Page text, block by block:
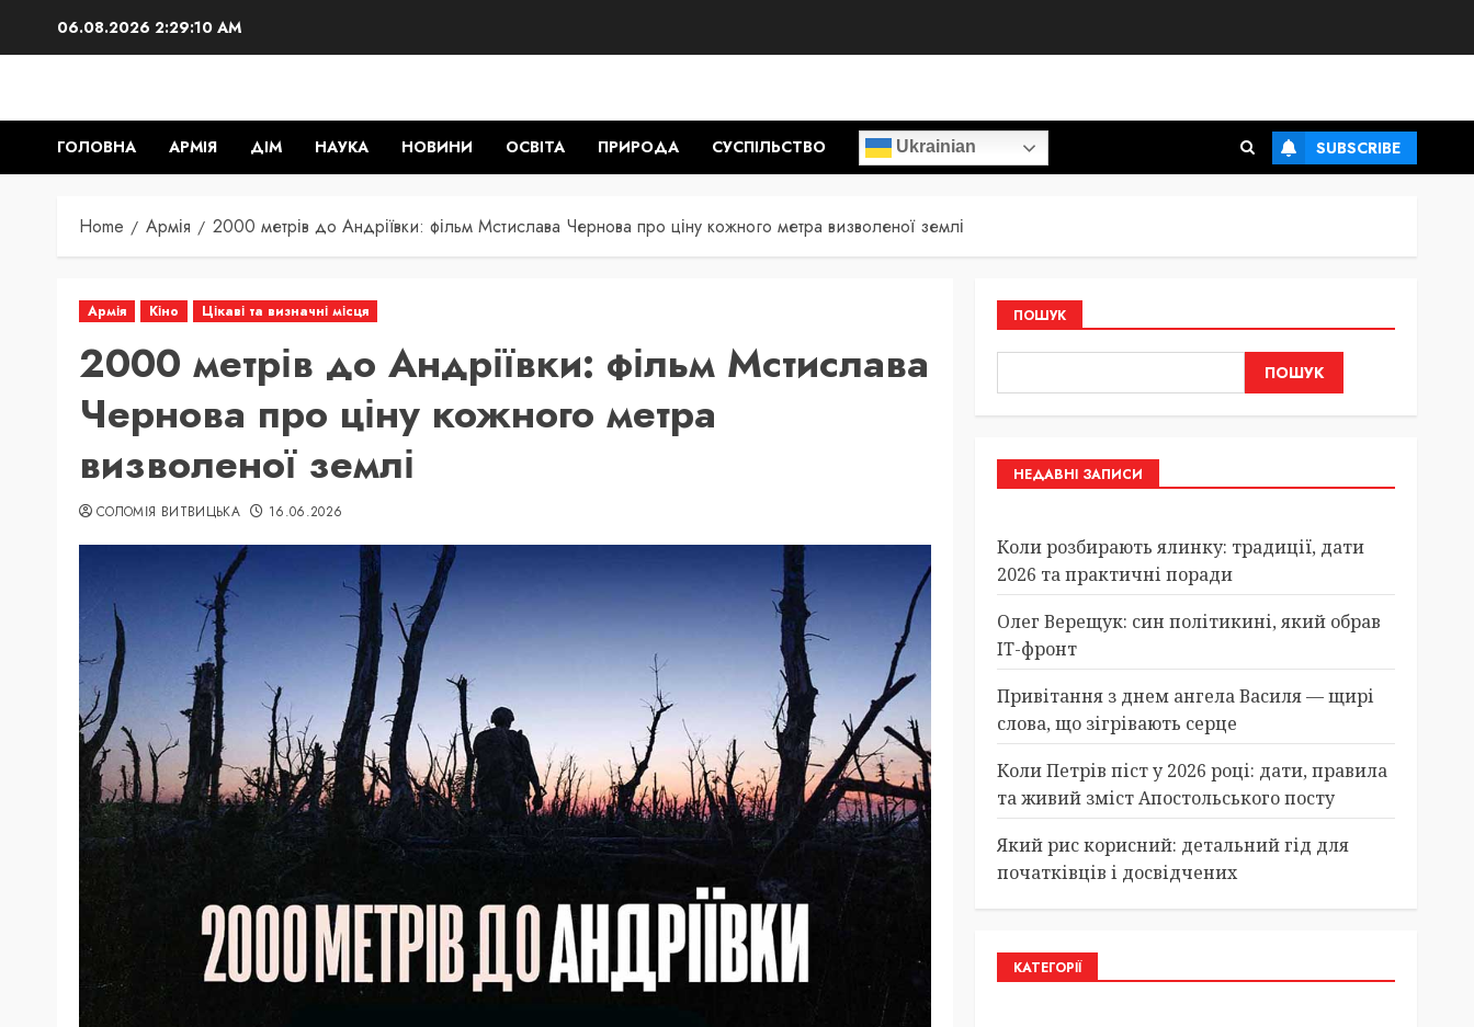
06.08.2026 2:29:11 AM
ГОЛОВНА АРМІЯ ДІМ НАУКА НОВИНИ ОСВІТА ПРИРОДА СУСПІЛЬСТВО Ukrainian SUBSCRIBE
Home Армія 2000 метрів до Андріївки: фільм Мстислава Чернова про ціну кожного метра визволеної землі
Армія Кіно Цікаві та визначні місця
2000 метрів до Андріївки: фільм Мстислава
Чернова про ціну кожного метра
визволеної землі
СОЛОМІЯ ВИТВИЦЬКА 16.06.2026
ПОШУК
ПОШУК
НЕДАВНІ ЗАПИСИ
Коли розбирають ялинку: традиції, дати
2026 та практичні поради
Олег Верещук: син політикині, який обрав
IT-фронт
Привітання з днем ангела Василя — щирі
слова, що зігрівають серце
Коли Петрів піст у 2026 році: дати, правила
та живий зміст Апостольського посту
Який рис корисний: детальний гід для
початківців і досвідчених
КАТЕГОРІЇ